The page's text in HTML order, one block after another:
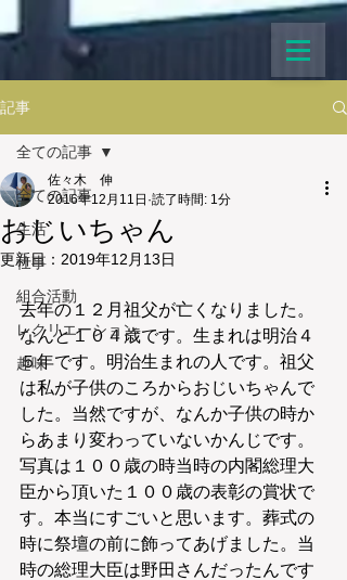
記事
全ての記事
生活
仕事
組合活動
レクリエーション
趣味
全ての記事
おじいちゃん
佐々木 伸
2016年12月11日 読了時間: 1分
更新日： 2019年12月13日
去年の１２月祖父が亡くなりました。
なんと１０４歳です。生まれは明治４
５年です。明治生まれの人です。祖父
は私が子供のころからおじいちゃんで
した。当然ですが、なんか子供の時か
らあまり変わっていないかんじです。
写真は１００歳の時当時の内閣総理大
臣から頂いた１００歳の表彰の賞状で
す。本当にすごいと思います。葬式の
時に祭壇の前に飾ってあげました。当
時の総理大臣は野田さんだったんです